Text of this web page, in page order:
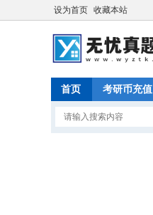
设为首页 收藏本站
首页 考研币充值